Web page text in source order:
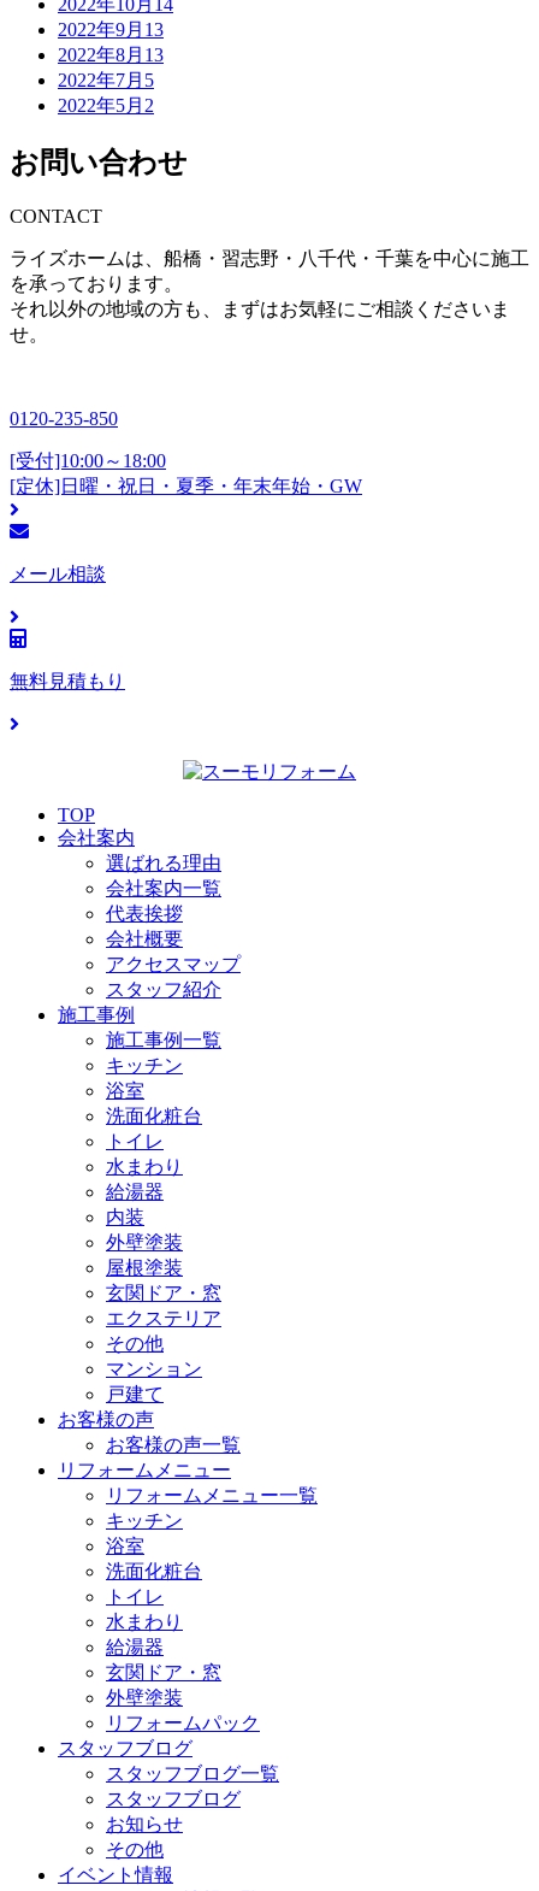
2022年10月
14
2022年9月 13
2022年8月 13
2022年7月 5
2022年5月 2
お問い合わせ
CONTACT
ライズホームは、船橋・習志野・八千代・千葉を中心に施工
を承っております。
それ以外の地域の方も、まずはお気軽にご相談くださいま
せ。
0120-235-850
[受付]10:00～18:00
[定休]日曜・祝日・夏季・年末年始・GW
メール相談
無料見積もり
TOP
会社案内
選ばれる理由
会社案内一覧
代表挨拶
会社概要
アクセスマップ
スタッフ紹介
施工事例
施工事例一覧
キッチン
浴室
洗面化粧台
トイレ
水まわり
給湯器
内装
外壁塗装
屋根塗装
玄関ドア・窓
エクステリア
その他
マンション
戸建て
お客様の声
お客様の声一覧
リフォームメニュー
リフォームメニュー一覧
キッチン
浴室
洗面化粧台
トイレ
水まわり
給湯器
玄関ドア・窓
外壁塗装
リフォームパック
スタッフブログ
スタッフブログ一覧
スタッフブログ
お知らせ
その他
イベント情報